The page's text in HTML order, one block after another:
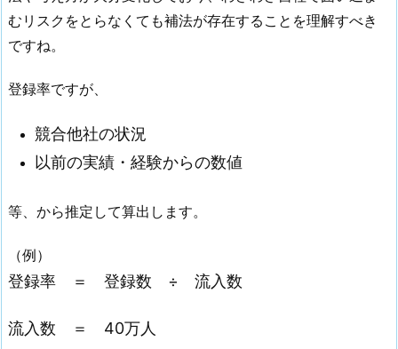
むリスクをとらなくても補法が存在することを理解すべき
ですね。
登録率ですが、
競合他社の状況
以前の実績・経験からの数値
等、から推定して算出します。
（例）
登録率 ＝ 登録数 ÷ 流入数
流入数 ＝ 40万人